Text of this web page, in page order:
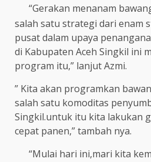
“Gerakan menanam
salah satu strategi dari enam
pusat dalam upaya
di Kabupaten Aceh Singkil ini
program itu,” lanjut Azmi.
” Kita akan programkan
salah satu komoditas
Singkil.untuk itu kita lakukan
cepat panen,” tambah nya.
“Mulai hari ini,mari kita